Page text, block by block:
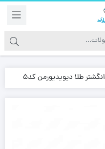
انگشتر طلا دیویدیورمن کد5